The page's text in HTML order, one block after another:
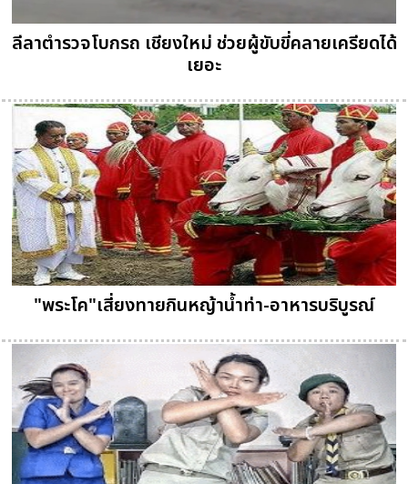
ลีลาตำรวจโบกรถ เชียงใหม่ ช่วยผู้ขับขี่คลายเครียดได้
เยอะ
"พระโค"เสี่ยงทายกินหญ้าน้ำท่า-อาหารบริบูรณ์